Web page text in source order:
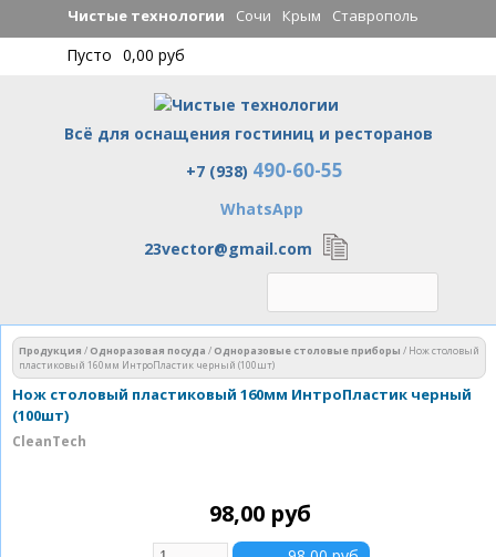
Перейти к
основному
содержанию
Чистые технологии Сочи Крым Ставрополь
Пусто 0,00 руб
Всё для оснащения гостиниц и ресторанов
Чистые технологии
+7 (938) 490-60-55
WhatsApp
23vector@gmail.com
Вы здесь
Продукция / Одноразовая посуда / Одноразовые столовые приборы / Нож столовый
пластиковый 160мм ИнтроПластик черный (100шт)
Нож столовый пластиковый 160мм ИнтроПластик черный
(100шт)
CleanTech
98,00 руб